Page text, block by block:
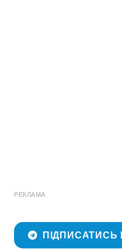
РЕКЛАМА
ПІДПИСАТИСЬ